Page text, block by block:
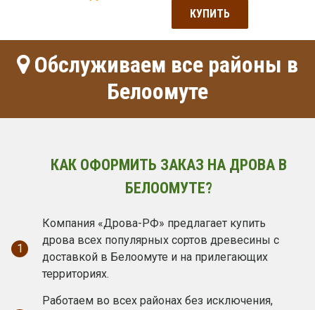
КУПИТЬ
Обслуживаем все районы в
Белоомуте
КАК ОФОРМИТЬ ЗАКАЗ НА ДРОВА В
БЕЛООМУТЕ?
1
Компания «Дрова-РФ» предлагает купить
дрова всех популярных сортов древесины с
доставкой в Белоомуте и на прилегающих
территориях.
Работаем во всех районах без исключения,